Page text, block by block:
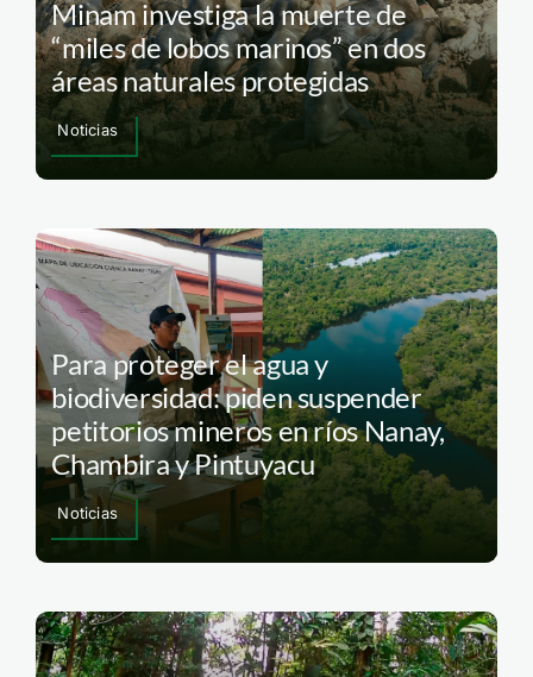
Minam investiga la muerte de
“miles de lobos marinos” en dos
áreas naturales protegidas
Noticias
Para proteger el agua y
biodiversidad: piden suspender
petitorios mineros en ríos Nanay,
Chambira y Pintuyacu
Noticias